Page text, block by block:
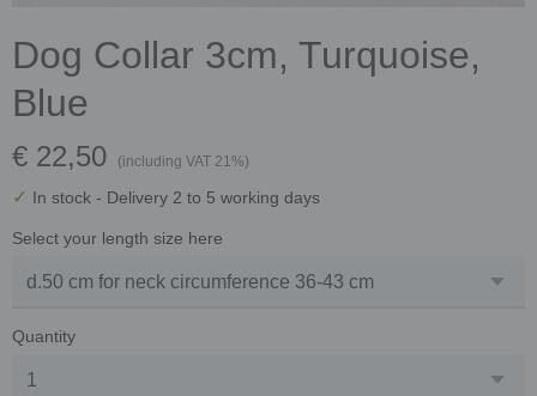
Dog Collar 3cm, Turquoise,
Blue
€ 22,50 (including VAT 21%)
✓ In stock - Delivery 2 to 5 working days
Select your length size here
Quantity